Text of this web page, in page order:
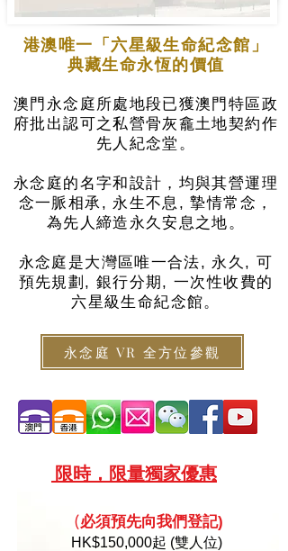
港澳唯一「六星級生命紀念館」
典藏生命永恆的價值
澳門永念庭所處地段已獲澳門特區政
府批出認可之私營骨灰龕土地契約作
先人紀念堂。
永念庭的名字和設計，均與其營運理
念一脈相承, 永生不息, 摯情常念，
為先人締造永久安息之地。
永念庭是大灣區唯一合法, 永久, 可
預先規劃, 銀行分期, 一次性收費的
六星級生命紀念館。
永念庭 VR 全方位參觀
限時，限量獨家優惠
(必須預先向我們登記)
HK$150,000起 (雙人位)